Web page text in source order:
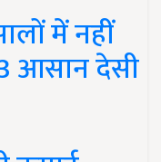
में नहीं
आसान देसी